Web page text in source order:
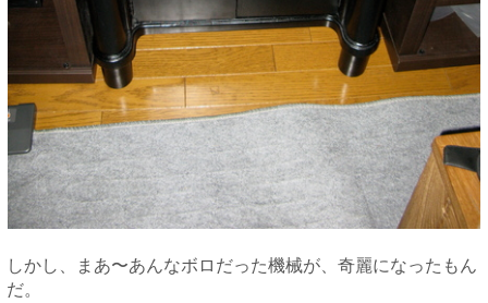
しかし、まあ〜あんなボロだった機械が、奇麗になったもん
だ。